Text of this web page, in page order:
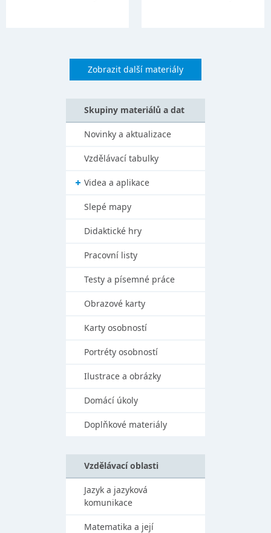
Zobrazit další materiály
Skupiny materiálů a dat
Novinky a aktualizace
Vzdělávací tabulky
Videa a aplikace
Slepé mapy
Didaktické hry
Pracovní listy
Testy a písemné práce
Obrazové karty
Karty osobností
Portréty osobností
Ilustrace a obrázky
Domácí úkoly
Doplňkové materiály
Vzdělávací oblasti
Jazyk a jazyková
komunikace
Matematika a její